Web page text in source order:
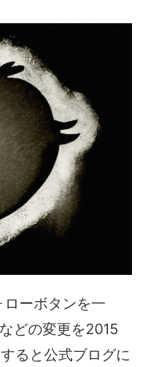
ーボタンを一
どの変更を2015
ると公式ブログに